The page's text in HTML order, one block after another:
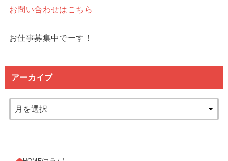
お問い合わせはこちら
お仕事募集中でーす！
アーカイブ